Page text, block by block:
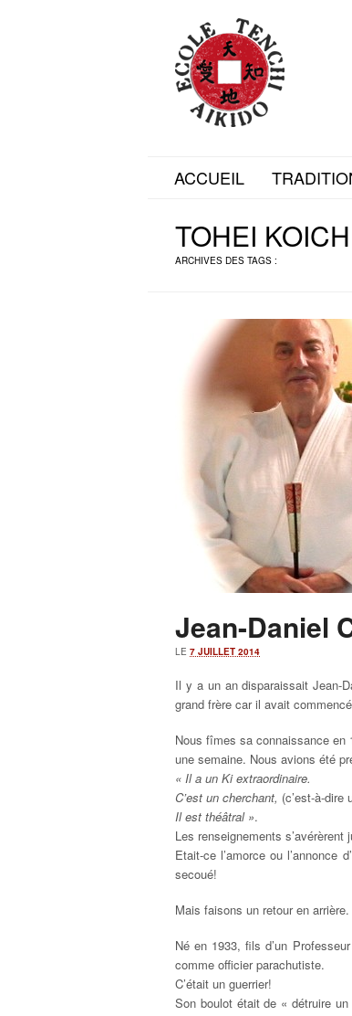
ACCUEIL
ARCHIVES DES TAGS :
TOHEI
Jean-Daniel
LE 7 JUILLET 2014
Il y a un an disparaissait Jean-
grand frère car il avait
Nous fîmes sa connaissance en
une semaine. Nous avions été
« Il a un Ki extraordinaire.
C’est un cherchant, (c’est-à-dire
Il est théâtral ».
Les renseignements s’avérèrent
Etait-ce l’amorce ou l’annonce
secoué!
Mais faisons un retour en arrière.
Né en 1933, fils d’un
comme officier parachutiste.
C’était un guerrier!
Son boulot était de « détruire